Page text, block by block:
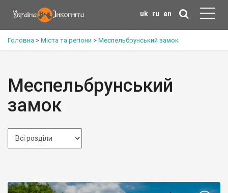
uk ru en
Головна > Міста та регіони > Меспельбрунський замок
Меспельбрунський
замок